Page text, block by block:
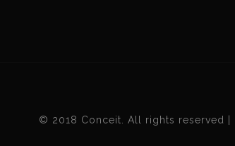
© 2018 Conceit. All rights reserved |